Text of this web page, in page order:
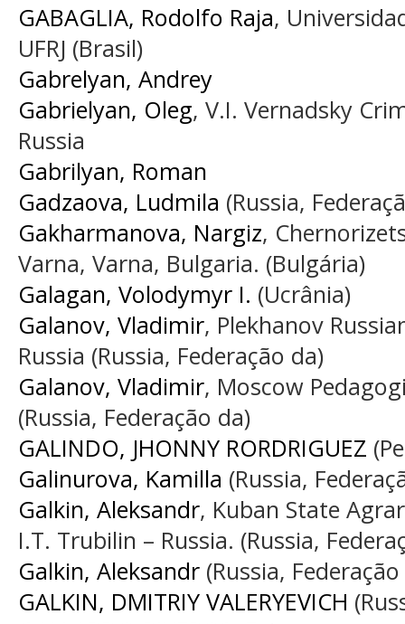
GABAGLIA, Rodolfo Raja,
UFRJ (Brasil)
Gabrelyan, Andrey
Gabrielyan, Oleg, V.I. Vernadsky
Russia
Gabrilyan, Roman
Gadzaova, Ludmila (Russia,
Gakharmanova, Nargiz,
Varna, Varna, Bulgaria. (Bulgária)
Galagan, Volodymyr I. (Ucrânia)
Galanov, Vladimir, Plekhanov
Russia (Russia, Federação da)
Galanov, Vladimir, Moscow
(Russia, Federação da)
GALINDO, JHONNY RORDRIGUEZ
Galinurova, Kamilla (Russia,
Galkin, Aleksandr, Kuban State
I.T. Trubilin – Russia. (Russia,
Galkin, Aleksandr (Russia,
GALKIN, DMITRIY VALERYEVICH